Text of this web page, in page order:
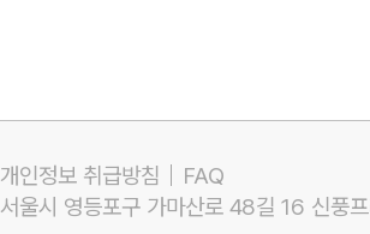
개인정보 취급방침
FAQ
서울시 영등포구 가마산로 48길 16 신풍